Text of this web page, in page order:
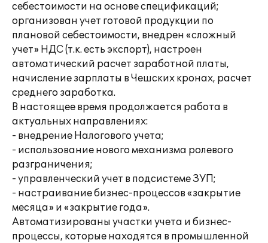
себестоимости на основе спецификаций;
организован учет готовой продукции по
плановой себестоимости, внедрен «сложный
учет» НДС (т.к. есть экспорт), настроен
автоматический расчет заработной платы,
начисление зарплаты в Чешских кронах, расчет
среднего заработка.
В настоящее время продолжается работа в
актуальных направлениях:
- внедрение Налогового учета;
- использование нового механизма ролевого
разграничения;
- управленческий учет в подсистеме ЗУП;
- настраивание бизнес-процессов «закрытие
месяца» и «закрытие года».
Автоматизированы участки учета и бизнес-
процессы, которые находятся в промышленной